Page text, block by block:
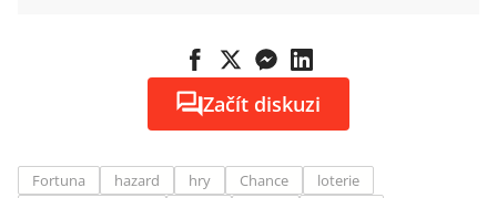
Začít diskuzi
Fortuna hazard hry Chance
loterie